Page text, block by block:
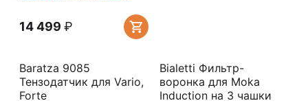
14 499 ₽
Baratza 9085
Тензодатчик для Vario,
Forte
Bialetti Фильтр-
воронка для Moka
Induction на 3 чашки